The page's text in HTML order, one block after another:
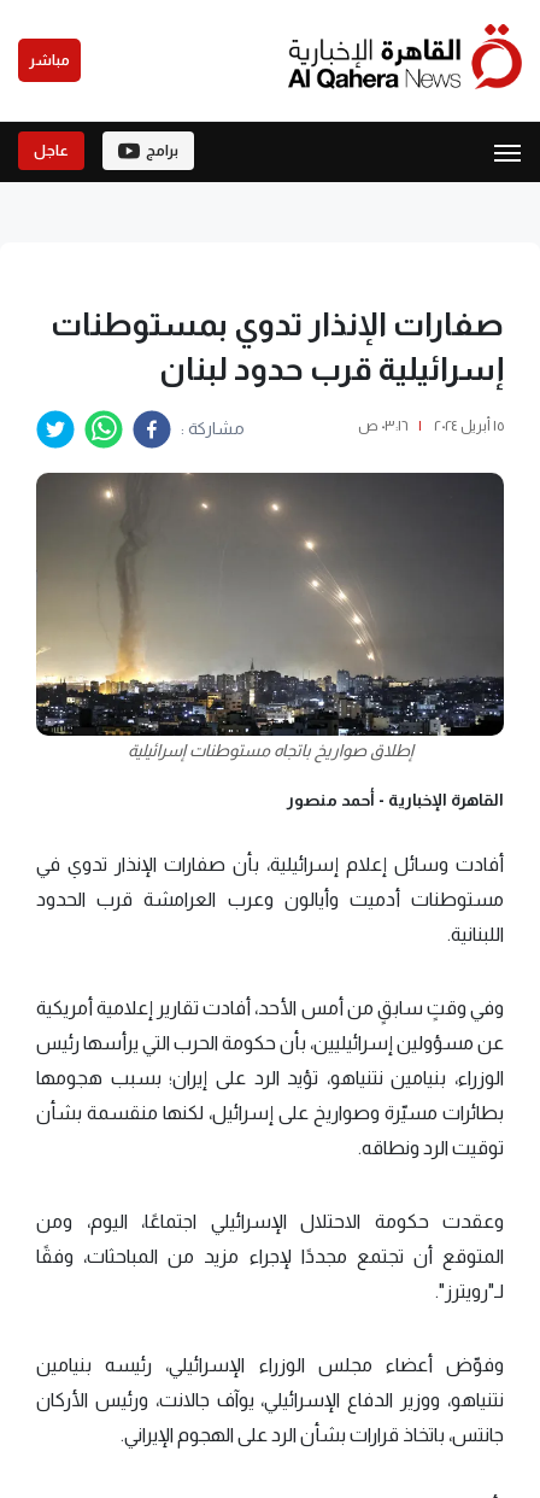
مباشر
برامج عاجل
صفارات الإنذار تدوي بمستوطنات
إسرائيلية قرب حدود لبنان
١٥ أبريل ٢٠٢٤ | ٠٣:١٦ ص مشاركة :
إطلاق صواريخ باتجاه مستوطنات إسرائيلية
القاهرة الإخبارية - أحمد منصور
أفادت وسائل إعلام إسرائيلية، بأن صفارات الإنذار تدوي في
مستوطنات أدميت وأيالون وعرب العرامشة قرب الحدود
اللبنانية.
وفي وقتٍ سابقٍ من أمس الأحد، أفادت تقارير إعلامية أمريكية
عن مسؤولين إسرائيليين، بأن حكومة الحرب التي يرأسها رئيس
الوزراء، بنيامين نتنياهو، تؤيد الرد على إيران؛ بسبب هجومها
بطائرات مسيّرة وصواريخ على إسرائيل، لكنها منقسمة بشأن
توقيت الرد ونطاقه.
وعقدت حكومة الاحتلال الإسرائيلي اجتماعًا، اليوم، ومن
المتوقع أن تجتمع مجددًا لإجراء مزيد من المباحثات، وفقًا
لـ"رويترز".
وفوّض أعضاء مجلس الوزراء الإسرائيلي، رئيسه بنيامين
نتنياهو، ووزير الدفاع الإسرائيلي، يوآف جالانت، ورئيس الأركان
جانتس، باتخاذ قرارات بشأن الرد على الهجوم الإيراني.